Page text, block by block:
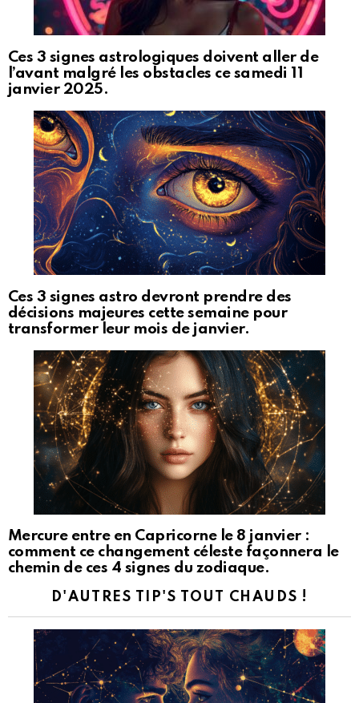
Ces 3 signes astrologiques doivent aller de
l’avant malgré les obstacles ce samedi 11
janvier 2025.
Ces 3 signes astro devront prendre des
décisions majeures cette semaine pour
transformer leur mois de janvier.
Mercure entre en Capricorne le 8 janvier :
comment ce changement céleste façonnera le
chemin de ces 4 signes du zodiaque.
D'AUTRES TIP'S TOUT CHAUDS !